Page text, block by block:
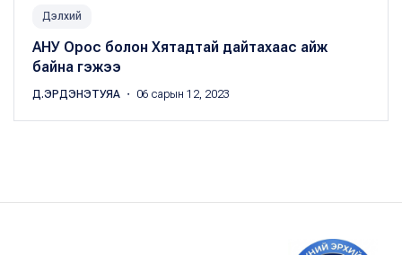
Дэлхий
АНУ Орос болон Хятадтай дайтахаас айж
байна гэжээ
Д.ЭРДЭНЭТУЯА ・ 06 сарын 12, 2023